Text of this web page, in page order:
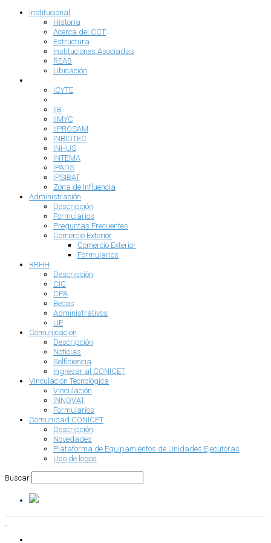
Institucional
Historia
Acerca del CCT
Estructura
Instituciones Asociadas
REAB
Ubicación
ICYTE
IIB
IIMYC
IIPROSAM
INBIOTEC
INHUS
INTEMA
IPADS
IPSIBAT
Zona de Influencia
Administración
Descripción
Formularios
Preguntas Frecuentes
Comercio Exterior
Comercio Exterior
Formularios
RRHH
Descripción
CIC
CPA
Becas
Administrativos
UE
Comunicación
Descripción
Noticias
Selficiencia
Ingresar al CONICET
Vinculación Tecnológica
Vinculación
INNOVAT
Formularios
Comunidad CONICET
Descripción
Novedades
Plataforma de Equipamientos de Unidades Ejecutoras
Uso de logos
Buscar